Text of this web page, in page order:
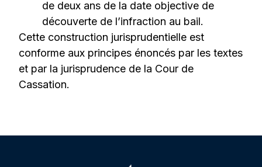
de deux ans de la date objective de
découverte de l’infraction au bail.
Cette construction jurisprudentielle est
conforme aux principes énoncés par les textes
et par la jurisprudence de la Cour de
Cassation.